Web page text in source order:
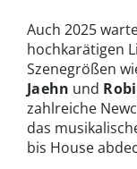
Auch 2025
hochkarätigen
Szenegrößen
Jaehn und
zahlreiche
das
bis House